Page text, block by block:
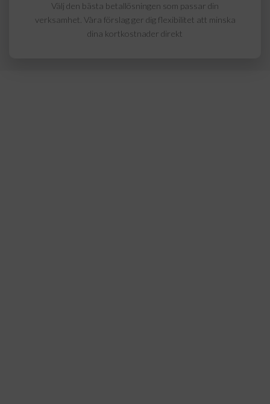
Välj den bästa betallösningen som passar din
verksamhet. Våra förslag ger dig flexibilitet att minska
dina kortkostnader direkt